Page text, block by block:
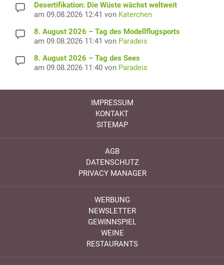
Desertifikation: Die Wüste wächst weltweit
am 09.08.2026 12:41 von Katerchen
8. August 2026 – Tag des Modellflugsports
am 09.08.2026 11:41 von Paradeis
8. August 2026 – Tag des Sees
am 09.08.2026 11:40 von Paradeis
IMPRESSUM
KONTAKT
SITEMAP
AGB
DATENSCHUTZ
PRIVACY MANAGER
WERBUNG
NEWSLETTER
GEWINNSPIEL
WEINE
RESTAURANTS